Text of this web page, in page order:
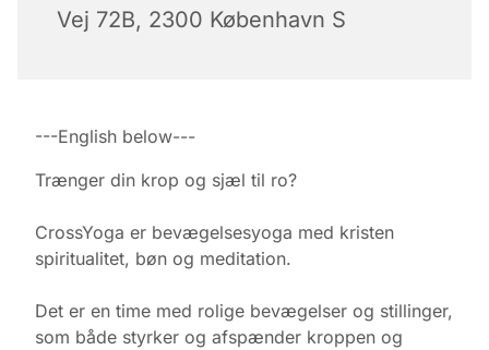
Vej 72B, 2300 København S
---English below---
Trænger din krop og sjæl til ro?
CrossYoga er bevægelsesyoga med kristen
spiritualitet, bøn og meditation.
Det er en time med rolige bevægelser og stillinger,
som både styrker og afspænder kroppen og